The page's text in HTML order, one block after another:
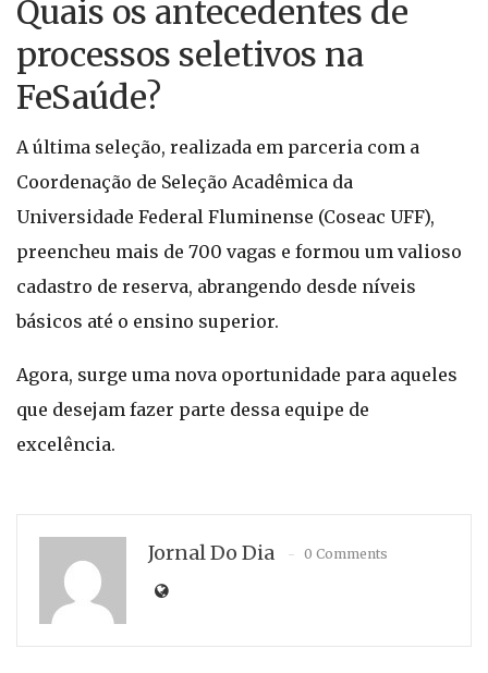
Quais os antecedentes de
processos seletivos na
FeSaúde?
A última seleção, realizada em parceria com a
Coordenação de Seleção Acadêmica da
Universidade Federal Fluminense (Coseac UFF),
preencheu mais de 700 vagas e formou um valioso
cadastro de reserva, abrangendo desde níveis
básicos até o ensino superior.
Agora, surge uma nova oportunidade para aqueles
que desejam fazer parte dessa equipe de
excelência.
Jornal Do Dia 0 Comments